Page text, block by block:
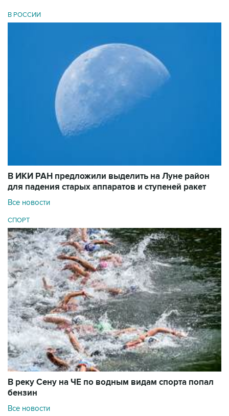
В РОССИИ
В ИКИ РАН предложили выделить на Луне район
для падения старых аппаратов и ступеней ракет
Все новости
СПОРТ
В реку Сену на ЧЕ по водным видам спорта попал
бензин
Все новости